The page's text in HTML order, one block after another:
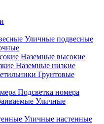
Уличные подвесные
Наземные высокие
Наземные низкие
Грунтовые
Подсветка номера
Уличные
Уличные настенные